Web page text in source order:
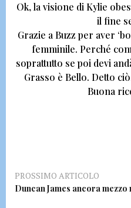
nOk, la visione di Kylie
il fine
Grazie a Buzz per aver
femminile. Perché
soprattutto se poi devi
Grasso è Bello. Detto
Buona
PROSSIMO ARTICOLO
Duncan James ancora